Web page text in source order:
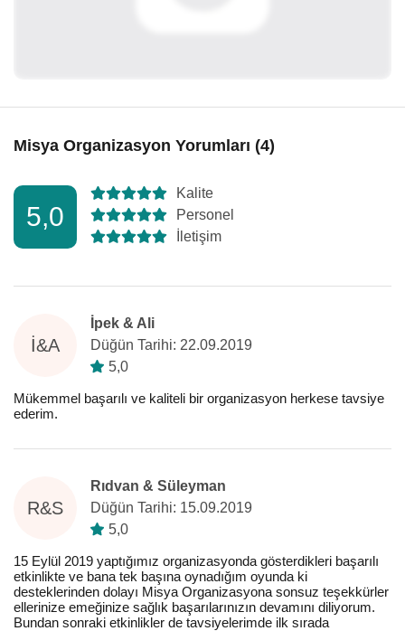
Misya Organizasyon Yorumları (4)
5,0
Kalite
Personel
İletişim
İ&A
İpek & Ali
Düğün Tarihi: 22.09.2019
5,0
Mükemmel başarılı ve kaliteli bir organizasyon herkese tavsiye
ederim.
R&S
Rıdvan & Süleyman
Düğün Tarihi: 15.09.2019
5,0
15 Eylül 2019 yaptığımız organizasyonda gösterdikleri başarılı
etkinlikte ve bana tek başına oynadığım oyunda ki
desteklerinden dolayı Misya Organizasyona sonsuz teşekkürler
ellerinize emeğinize sağlık başarılarınızın devamını diliyorum.
Bundan sonraki etkinlikler de tavsiyelerimde ilk sırada